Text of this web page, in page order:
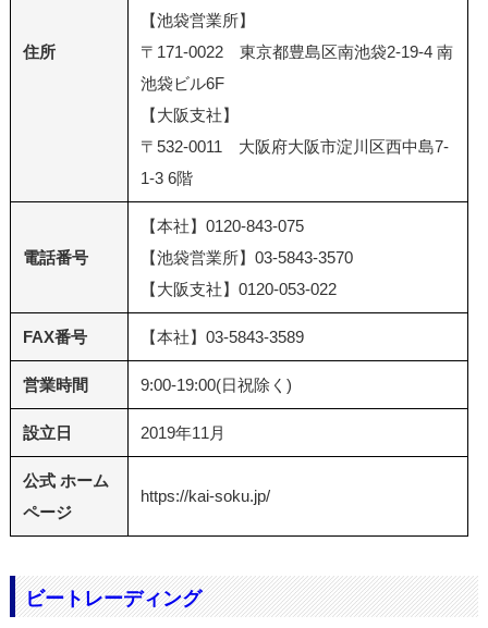
住所
【池袋営業所】
〒171-0022 東京都豊島区南池袋2-19-4 南
池袋ビル6F
【大阪支社】
〒532-0011 大阪府大阪市淀川区西中島7-
1-3 6階
電話番号
【本社】0120-843-075
【池袋営業所】03-5843-3570
【大阪支社】0120-053-022
FAX番号 【本社】03-5843-3589
営業時間 9:00-19:00(日祝除く)
設立日 2019年11月
公式 ホーム
ページ
https://kai-soku.jp/
ビートレーディング